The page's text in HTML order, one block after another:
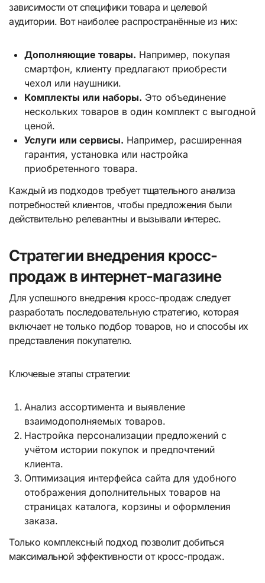
зависимости от специфики товара и целевой
аудитории. Вот наиболее распространённые из них:
Дополняющие товары. Например, покупая
смартфон, клиенту предлагают приобрести
чехол или наушники.
Комплекты или наборы. Это объединение
нескольких товаров в один комплект с выгодной
ценой.
Услуги или сервисы. Например, расширенная
гарантия, установка или настройка
приобретенного товара.
Каждый из подходов требует тщательного анализа
потребностей клиентов, чтобы предложения были
действительно релевантны и вызывали интерес.
Стратегии внедрения кросс-
продаж в интернет-магазине
Для успешного внедрения кросс-продаж следует
разработать последовательную стратегию, которая
включает не только подбор товаров, но и способы их
представления покупателю.
Ключевые этапы стратегии:
Анализ ассортимента и выявление
взаимодополняемых товаров.
Настройка персонализации предложений с
учётом истории покупок и предпочтений
клиента.
Оптимизация интерфейса сайта для удобного
отображения дополнительных товаров на
страницах каталога, корзины и оформления
заказа.
Только комплексный подход позволит добиться
максимальной эффективности от кросс-продаж.